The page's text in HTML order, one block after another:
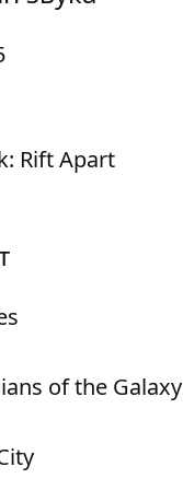
Rift Apart
of the Galaxy